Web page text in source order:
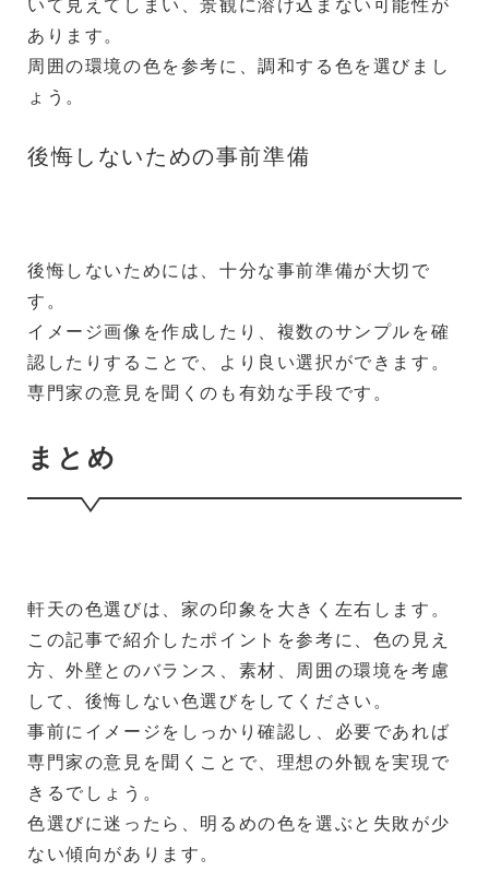
いて見えてしまい、景観に溶け込まない可能性が
あります。
周囲の環境の色を参考に、調和する色を選びまし
ょう。
後悔しないための事前準備
後悔しないためには、十分な事前準備が大切で
す。
イメージ画像を作成したり、複数のサンプルを確
認したりすることで、より良い選択ができます。
専門家の意見を聞くのも有効な手段です。
まとめ
軒天の色選びは、家の印象を大きく左右します。
この記事で紹介したポイントを参考に、色の見え
方、外壁とのバランス、素材、周囲の環境を考慮
して、後悔しない色選びをしてください。
事前にイメージをしっかり確認し、必要であれば
専門家の意見を聞くことで、理想の外観を実現で
きるでしょう。
色選びに迷ったら、明るめの色を選ぶと失敗が少
ない傾向があります。